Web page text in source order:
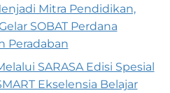
Mitra Pendidikan,
SOBAT Perdana
Peradaban
SARASA Edisi Spesial
Ekselensia Belajar